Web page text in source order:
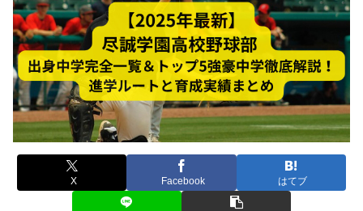
X Facebook はてブ